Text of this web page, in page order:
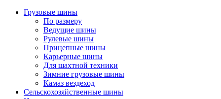
Грузовые шины
По размеру
Ведущие шины
Рулевые шины
Прицепные шины
Карьерные шины
Для шахтной техники
Зимние грузовые шины
Камаз вездеход
Сельскохозяйственные шины